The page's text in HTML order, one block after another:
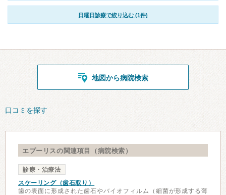
日曜日診療で絞り込む (1件)
地図から病院検索
口コミを探す
エプーリスの関連項目（病院検索）
診療・治療法
スケーリング（歯石取り）
歯の表面に形成された歯石やバイオフィルム（細菌が形成する薄